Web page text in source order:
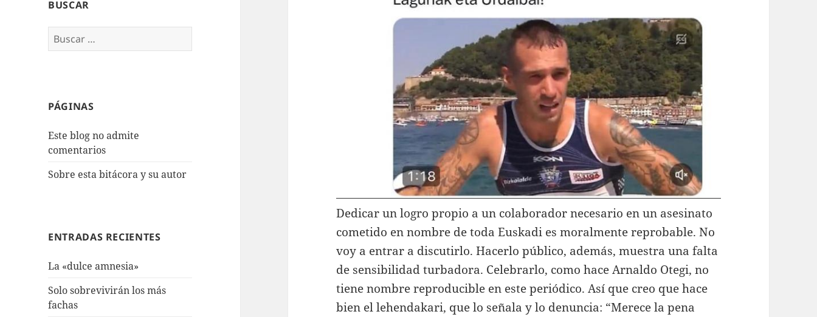
BUSCAR
Buscar:
PÁGINAS
Este blog no admite
comentarios
Sobre esta bitácora y su autor
ENTRADAS RECIENTES
La «dulce amnesia»
Solo sobrevivirán los más
fachas
Dedicar un logro propio a un colaborador necesario en un asesinato
cometido en nombre de toda Euskadi es moralmente reprobable. No
voy a entrar a discutirlo. Hacerlo público, además, muestra una falta
de sensibilidad turbadora. Celebrarlo, como hace Arnaldo Otegi, no
tiene nombre reproducible en este periódico. Así que creo que hace
bien el lehendakari, que lo señala y lo denuncia: “Merece la pena